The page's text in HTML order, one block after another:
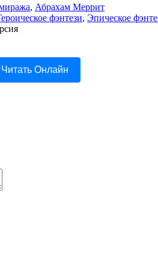
, Абрахам Меррит
фэнтези, Эпическое
Читать Онлайн